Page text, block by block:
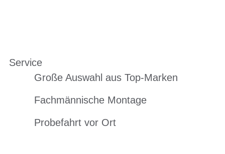
Service
Große Auswahl aus Top-Marken
Fachmännische Montage
Probefahrt vor Ort